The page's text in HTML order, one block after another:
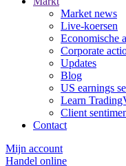
Market news
Live-koersen
Economische
Corporate
Updates
Blog
US earnings
Learn
Client
Contact
Mijn account
Handel online